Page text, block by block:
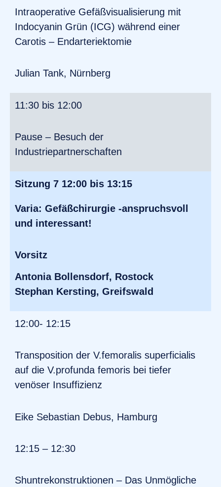
Intraoperative Gefäßvisualisierung mit
Indocyanin Grün (ICG) während einer
Carotis – Endarteriektomie
Julian Tank, Nürnberg
11:30 bis 12:00
Pause – Besuch der
Industriepartnerschaften
Sitzung 7 12:00 bis 13:15
Varia: Gefäßchirurgie -anspruchsvoll
und interessant!
Vorsitz
Antonia Bollensdorf, Rostock
Stephan Kersting, Greifswald
12:00- 12:15
Transposition der V.femoralis superficialis
auf die V.profunda femoris bei tiefer
venöser Insuffizienz
Eike Sebastian Debus, Hamburg
12:15 – 12:30
Shuntrekonstruktionen – Das Unmögliche